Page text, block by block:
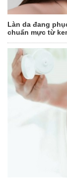
Làn da đang
chuẩn mực từ